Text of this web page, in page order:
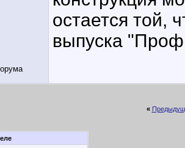
остается той,
выпуска
«